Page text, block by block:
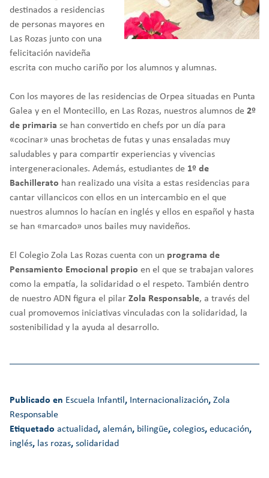
destinados a residencias
de personas mayores en
Las Rozas junto con una
felicitación navideña
escrita con mucho cariño por los alumnos y alumnas.
Con los mayores de las residencias de Orpea situadas en Punta
Galea y en el Montecillo, en Las Rozas, nuestros alumnos de 2º
de primaria se han convertido en chefs por un día para
«cocinar» unas brochetas de futas y unas ensaladas muy
saludables y para compartir experiencias y vivencias
intergeneracionales. Además, estudiantes de 1º de
Bachillerato han realizado una visita a estas residencias para
cantar villancicos con ellos en un intercambio en el que
nuestros alumnos lo hacían en inglés y ellos en español y hasta
se han «marcado» unos bailes muy navideños.
El Colegio Zola Las Rozas cuenta con un programa de
Pensamiento Emocional propio en el que se trabajan valores
como la empatía, la solidaridad o el respeto. También dentro
de nuestro ADN figura el pilar Zola Responsable, a través del
cual promovemos iniciativas vinculadas con la solidaridad, la
sostenibilidad y la ayuda al desarrollo.
Publicado en Escuela Infantil , Internacionalización, Zola
Responsable
Etiquetado actualidad, alemán, bilingüe, colegios, educación,
inglés, las rozas, solidaridad